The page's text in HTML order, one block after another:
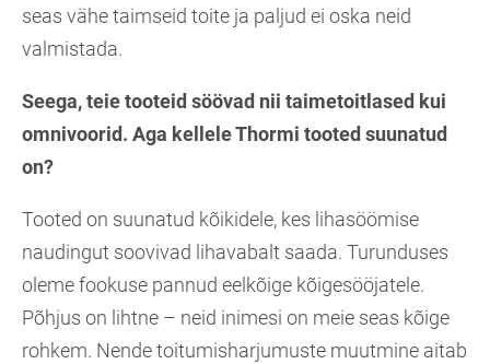
seas vähe taimseid toite ja paljud ei oska neid
valmistada.
Seega, teie tooteid söövad nii taimetoitlased kui
omnivoorid. Aga kellele Thormi tooted suunatud
on?
Tooted on suunatud kõikidele, kes lihasöömise
naudingut soovivad lihavabalt saada. Turunduses
oleme fookuse pannud eelkõige kõigesööjatele.
Põhjus on lihtne – neid inimesi on meie seas kõige
rohkem. Nende toitumisharjumuste muutmine aitab